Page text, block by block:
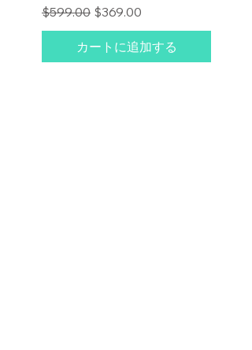
通常価格
$599.00 セール価格
$369.00
カートに追加する